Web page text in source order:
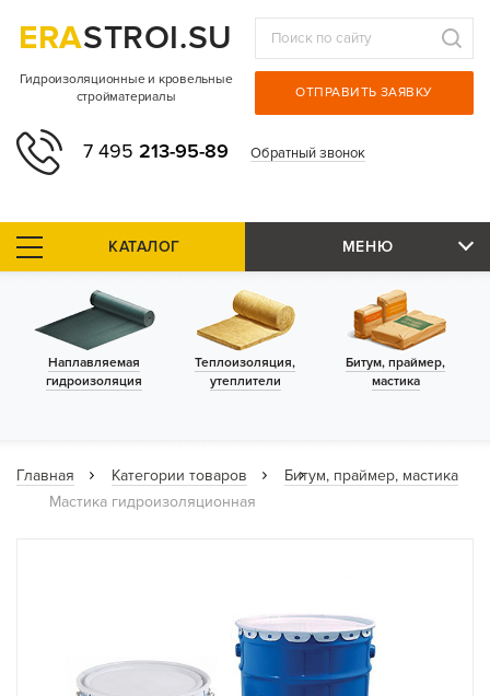
ERASTROI.SU
Гидроизоляционные и кровельные
стройматериалы
7 495 213-95-89 Обратный звонок
ОТПРАВИТЬ ЗАЯВКУ
КАТАЛОГ МЕНЮ
Наплавляемая
гидроизоляция
Теплоизоляция,
утеплители
Битум, праймер,
мастика
Главная Категории товаров
Битум, праймер, мастика
Мастика гидроизоляционная